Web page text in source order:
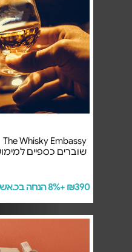
The Whisky Embassy
שוברים כספיים
₪390 +8% הנחה בכ.אשראי